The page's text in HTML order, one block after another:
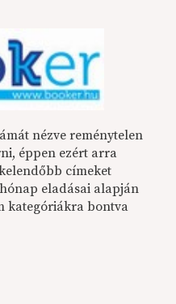
nézve reménytelen
éppen ezért arra
címeket
eladásai alapján
kategóriákra bontva